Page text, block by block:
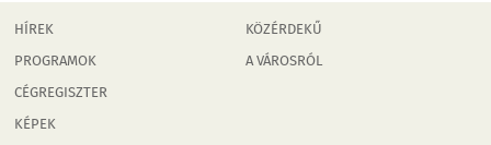
HÍREK
PROGRAMOK
CÉGREGISZTER
KÉPEK
KÖZÉRDEKŰ
A VÁROSRÓL